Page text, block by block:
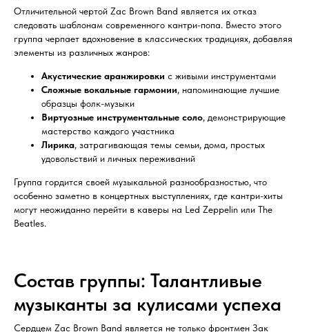
Отличительной чертой Zac Brown Band является их отказ
следовать шаблонам современного кантри-попа. Вместо этого
группа черпает вдохновение в классических традициях, добавляя
элементы из различных жанров:
Акустические аранжировки с живыми инструментами
Сложные вокальные гармонии, напоминающие лучшие
образцы фолк-музыки
Виртуозные инструментальные соло, демонстрирующие
мастерство каждого участника
Лирика, затрагивающая темы семьи, дома, простых
удовольствий и личных переживаний
Группа гордится своей музыкальной разнообразностью, что
особенно заметно в концертных выступлениях, где кантри-хиты
могут неожиданно перейти в каверы на Led Zeppelin или The
Beatles.
Состав группы: Талантливые
музыканты за кулисами успеха
Сердцем Zac Brown Band является не только фронтмен Зак